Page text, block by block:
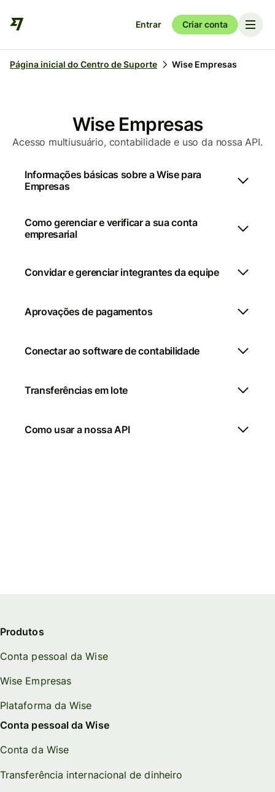
Entrar Criar conta
Página inicial do Centro de Suporte Wise Empresas
Wise Empresas
Acesso multiusuário, contabilidade e uso da nossa API.
Informações básicas sobre a Wise para
Empresas
Como gerenciar e verificar a sua conta
empresarial
Convidar e gerenciar integrantes da equipe
Aprovações de pagamentos
Conectar ao software de contabilidade
Transferências em lote
Como usar a nossa API
Produtos
Conta pessoal da Wise
Wise Empresas
Plataforma da Wise
Conta pessoal da Wise
Conta da Wise
Transferência internacional de dinheiro